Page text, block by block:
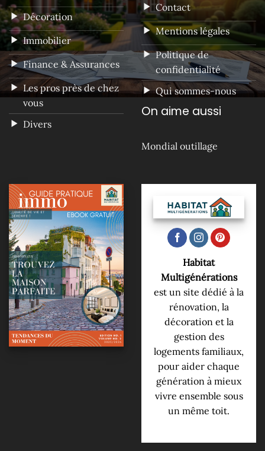
Décoration
Immobilier
Finance & Assurances
Les pros près de chez
vous
Divers
Contact
Mentions légales
Politique de
confidentialité
Qui sommes-nous
On aime aussi
Mondial outillage
Habitat
Multigénérations
est un site dédié à la
rénovation, la
décoration et la
gestion des
logements familiaux,
pour aider chaque
génération à mieux
vivre ensemble sous
un même toit.